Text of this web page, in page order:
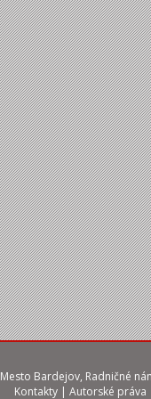
Mesto Bardejov, Radničné
Kontakty | Autorské práva